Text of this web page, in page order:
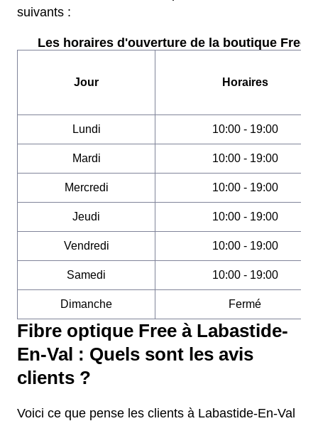
suivants :
Les horaires d'ouverture de la boutique Free :
Jour Horaires
Lundi 10:00 - 19:00
Mardi 10:00 - 19:00
Mercredi 10:00 - 19:00
Jeudi 10:00 - 19:00
Vendredi 10:00 - 19:00
Samedi 10:00 - 19:00
Dimanche Fermé
Fibre optique Free à Labastide-
En-Val : Quels sont les avis
clients ?
Voici ce que pense les clients à Labastide-En-Val